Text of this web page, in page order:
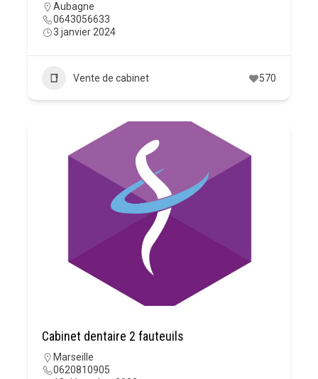
Aubagne
0643056633
3 janvier 2024
Vente de cabinet 570
Cabinet dentaire 2 fauteuils
Marseille
0620810905